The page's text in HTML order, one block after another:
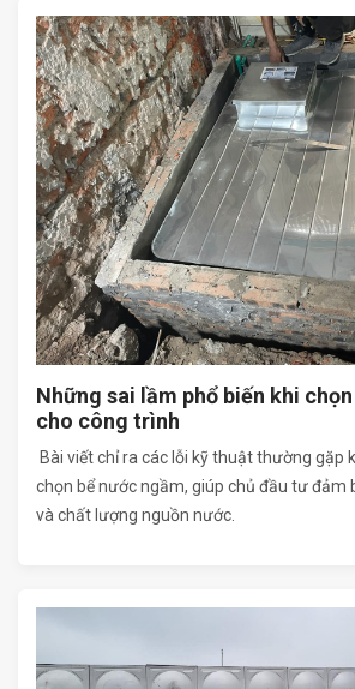
Những sai lầm phổ biến khi
cho công trình
Bài viết chỉ ra các lỗi kỹ thuật thường gặp
chọn bể nước ngầm, giúp chủ đầu tư đảm
và chất lượng nguồn nước.